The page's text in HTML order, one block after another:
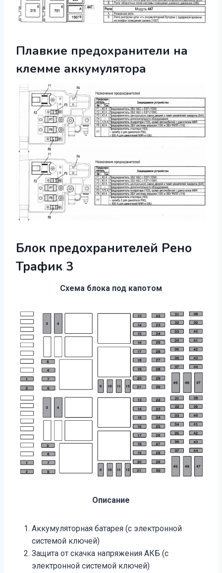
Плавкие предохранители на
клемме аккумулятора
Блок предохранителей Рено
Трафик 3
Схема блока под капотом
Описание
Аккумуляторная батарея (с электронной
системой ключей)
Защита от скачка напряжения АКБ (с
электронной системой ключей)